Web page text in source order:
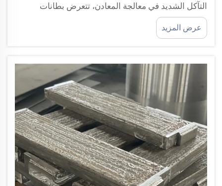
التآكل الشديد في معالجة المعادن، تتعرض بطانات
الكسارات للتآكل المستمر الناتج عن جزيئات الخام، مما
يزيد من سرعة التدهور عند معالجة المواد الصلبة مثل
الجرانيت أو...
عرض المزيد